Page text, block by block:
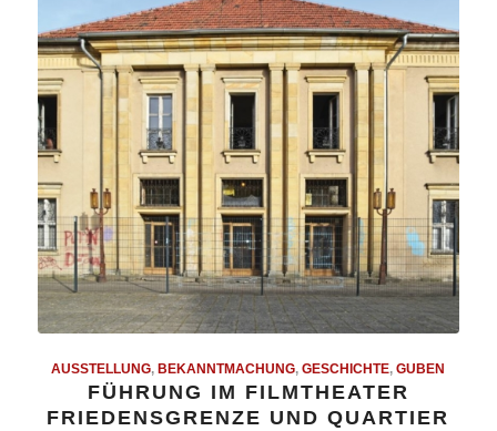
AUSSTELLUNG, BEKANNTMACHUNG,GESCHICHTE,GUBEN
FÜHRUNG IM FILMTHEATER
FRIEDENSGRENZE UND QUARTIER